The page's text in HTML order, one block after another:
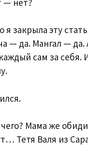
я закрыла эту
— да. Мангал — да.
сам за себя.
Мама же
Тетя Валя из